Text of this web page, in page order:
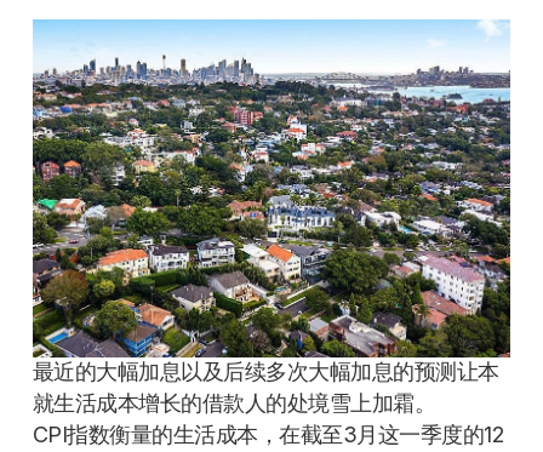
最近的大幅加息以及后续多次大幅加息的预测让本
就生活成本增长的借款人的处境雪上加霜。
CPI指数衡量的生活成本，在截至3月这一季度的12